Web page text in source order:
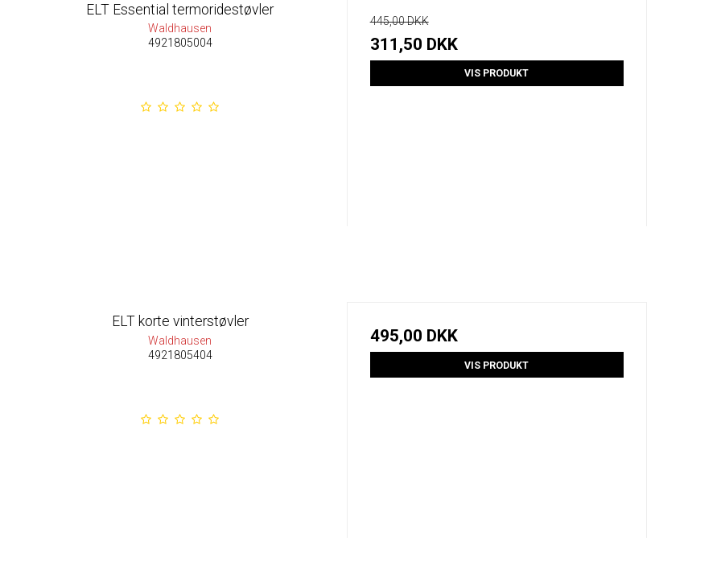
ELT Essential termoridestøvler
Waldhausen
4921805004
445,00 DKK
311,50 DKK
VIS PRODUKT
ELT korte vinterstøvler
Waldhausen
4921805404
495,00 DKK
VIS PRODUKT